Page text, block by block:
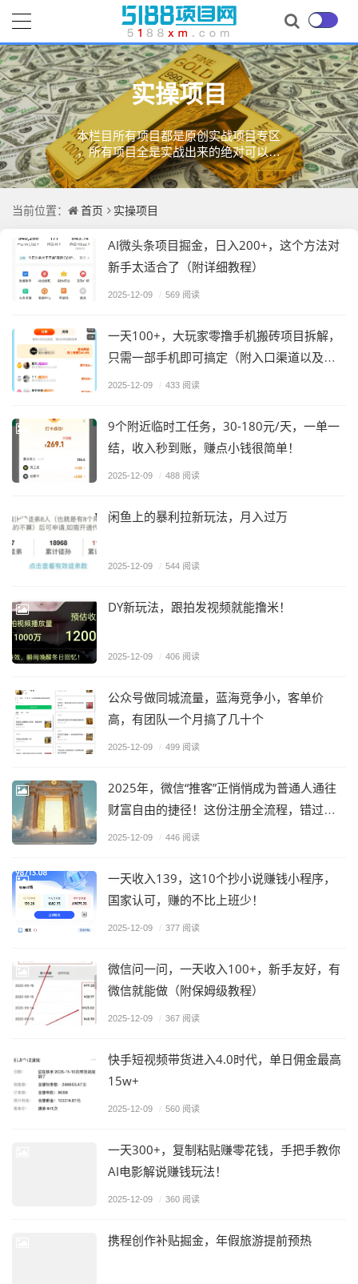
实操项目
本栏目所有项目都是原创实战项目专区
，所有项目全是实战出来的绝对可以操
作的项目。
当前位置： 首页 实操项目
AI微头条项目掘金，日入200+，这个方法对
新手太适合了（附详细教程）
2025-12-09 / 569 阅读
一天100+，大玩家零撸手机搬砖项目拆解，
只需一部手机即可搞定（附入口渠道以及实
操教程）
2025-12-09 / 433 阅读
9个附近临时工任务，30-180元/天，一单一
结，收入秒到账，赚点小钱很简单！
2025-12-09 / 488 阅读
闲鱼上的暴利拉新玩法，月入过万
2025-12-09 / 544 阅读
DY新玩法，跟拍发视频就能撸米！
2025-12-09 / 406 阅读
公众号做同城流量，蓝海竞争小，客单价
高，有团队一个月搞了几十个
2025-12-09 / 499 阅读
2025年，微信“推客”正悄悄成为普通人通往
财富自由的捷径！这份注册全流程，错过可
别后悔
2025-12-09 / 446 阅读
一天收入139，这10个抄小说赚钱小程序，
国家认可，赚的不比上班少！
2025-12-09 / 377 阅读
微信问一问，一天收入100+，新手友好，有
微信就能做（附保姆级教程）
2025-12-09 / 367 阅读
快手短视频带货进入4.0时代，单日佣金最高
15w+
2025-12-09 / 560 阅读
一天300+，复制粘贴赚零花钱，手把手教你
AI电影解说赚钱玩法！
2025-12-09 / 360 阅读
携程创作补贴掘金，年假旅游提前预热